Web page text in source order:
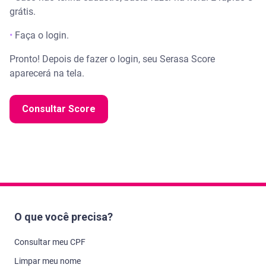
grátis.
• Faça o login.
Pronto! Depois de fazer o login, seu Serasa Score
aparecerá na tela.
Consultar Score
O que você precisa?
Consultar meu CPF
Limpar meu nome